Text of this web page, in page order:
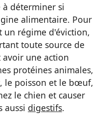
à déterminer si
alimentaire. Pour
un régime d'éviction,
toute source de
une action
protéines animales,
le poisson et le bœuf,
le chien et causer
aussi digestifs.